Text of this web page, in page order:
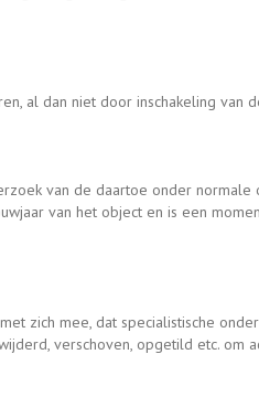
al dan niet door inschakeling van
van de daartoe onder
van het object en is een
zich mee, dat specialistische
verschoven, opgetild etc. om